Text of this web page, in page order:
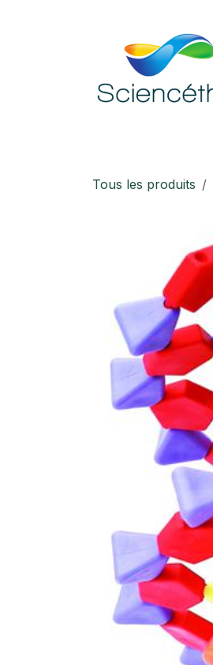
Tous les produits